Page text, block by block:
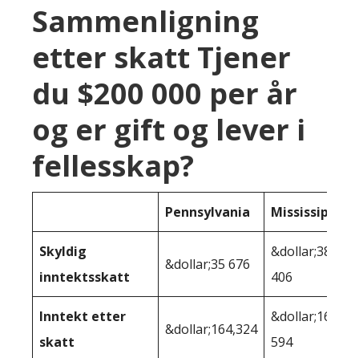
Sammenligning
etter skatt Tjener
du $200 000 per år
og er gift og lever i
fellesskap?
Pennsylvania Mississippi
Skyldig
inntektsskatt
&dollar;35 676
&dollar;38
406
Inntekt etter
skatt
&dollar;164,324
&dollar;161
594